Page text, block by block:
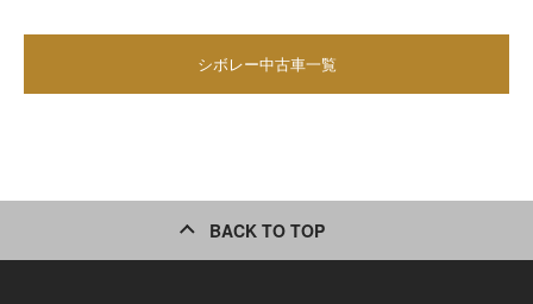
シボレー中古車一覧
BACK TO TOP